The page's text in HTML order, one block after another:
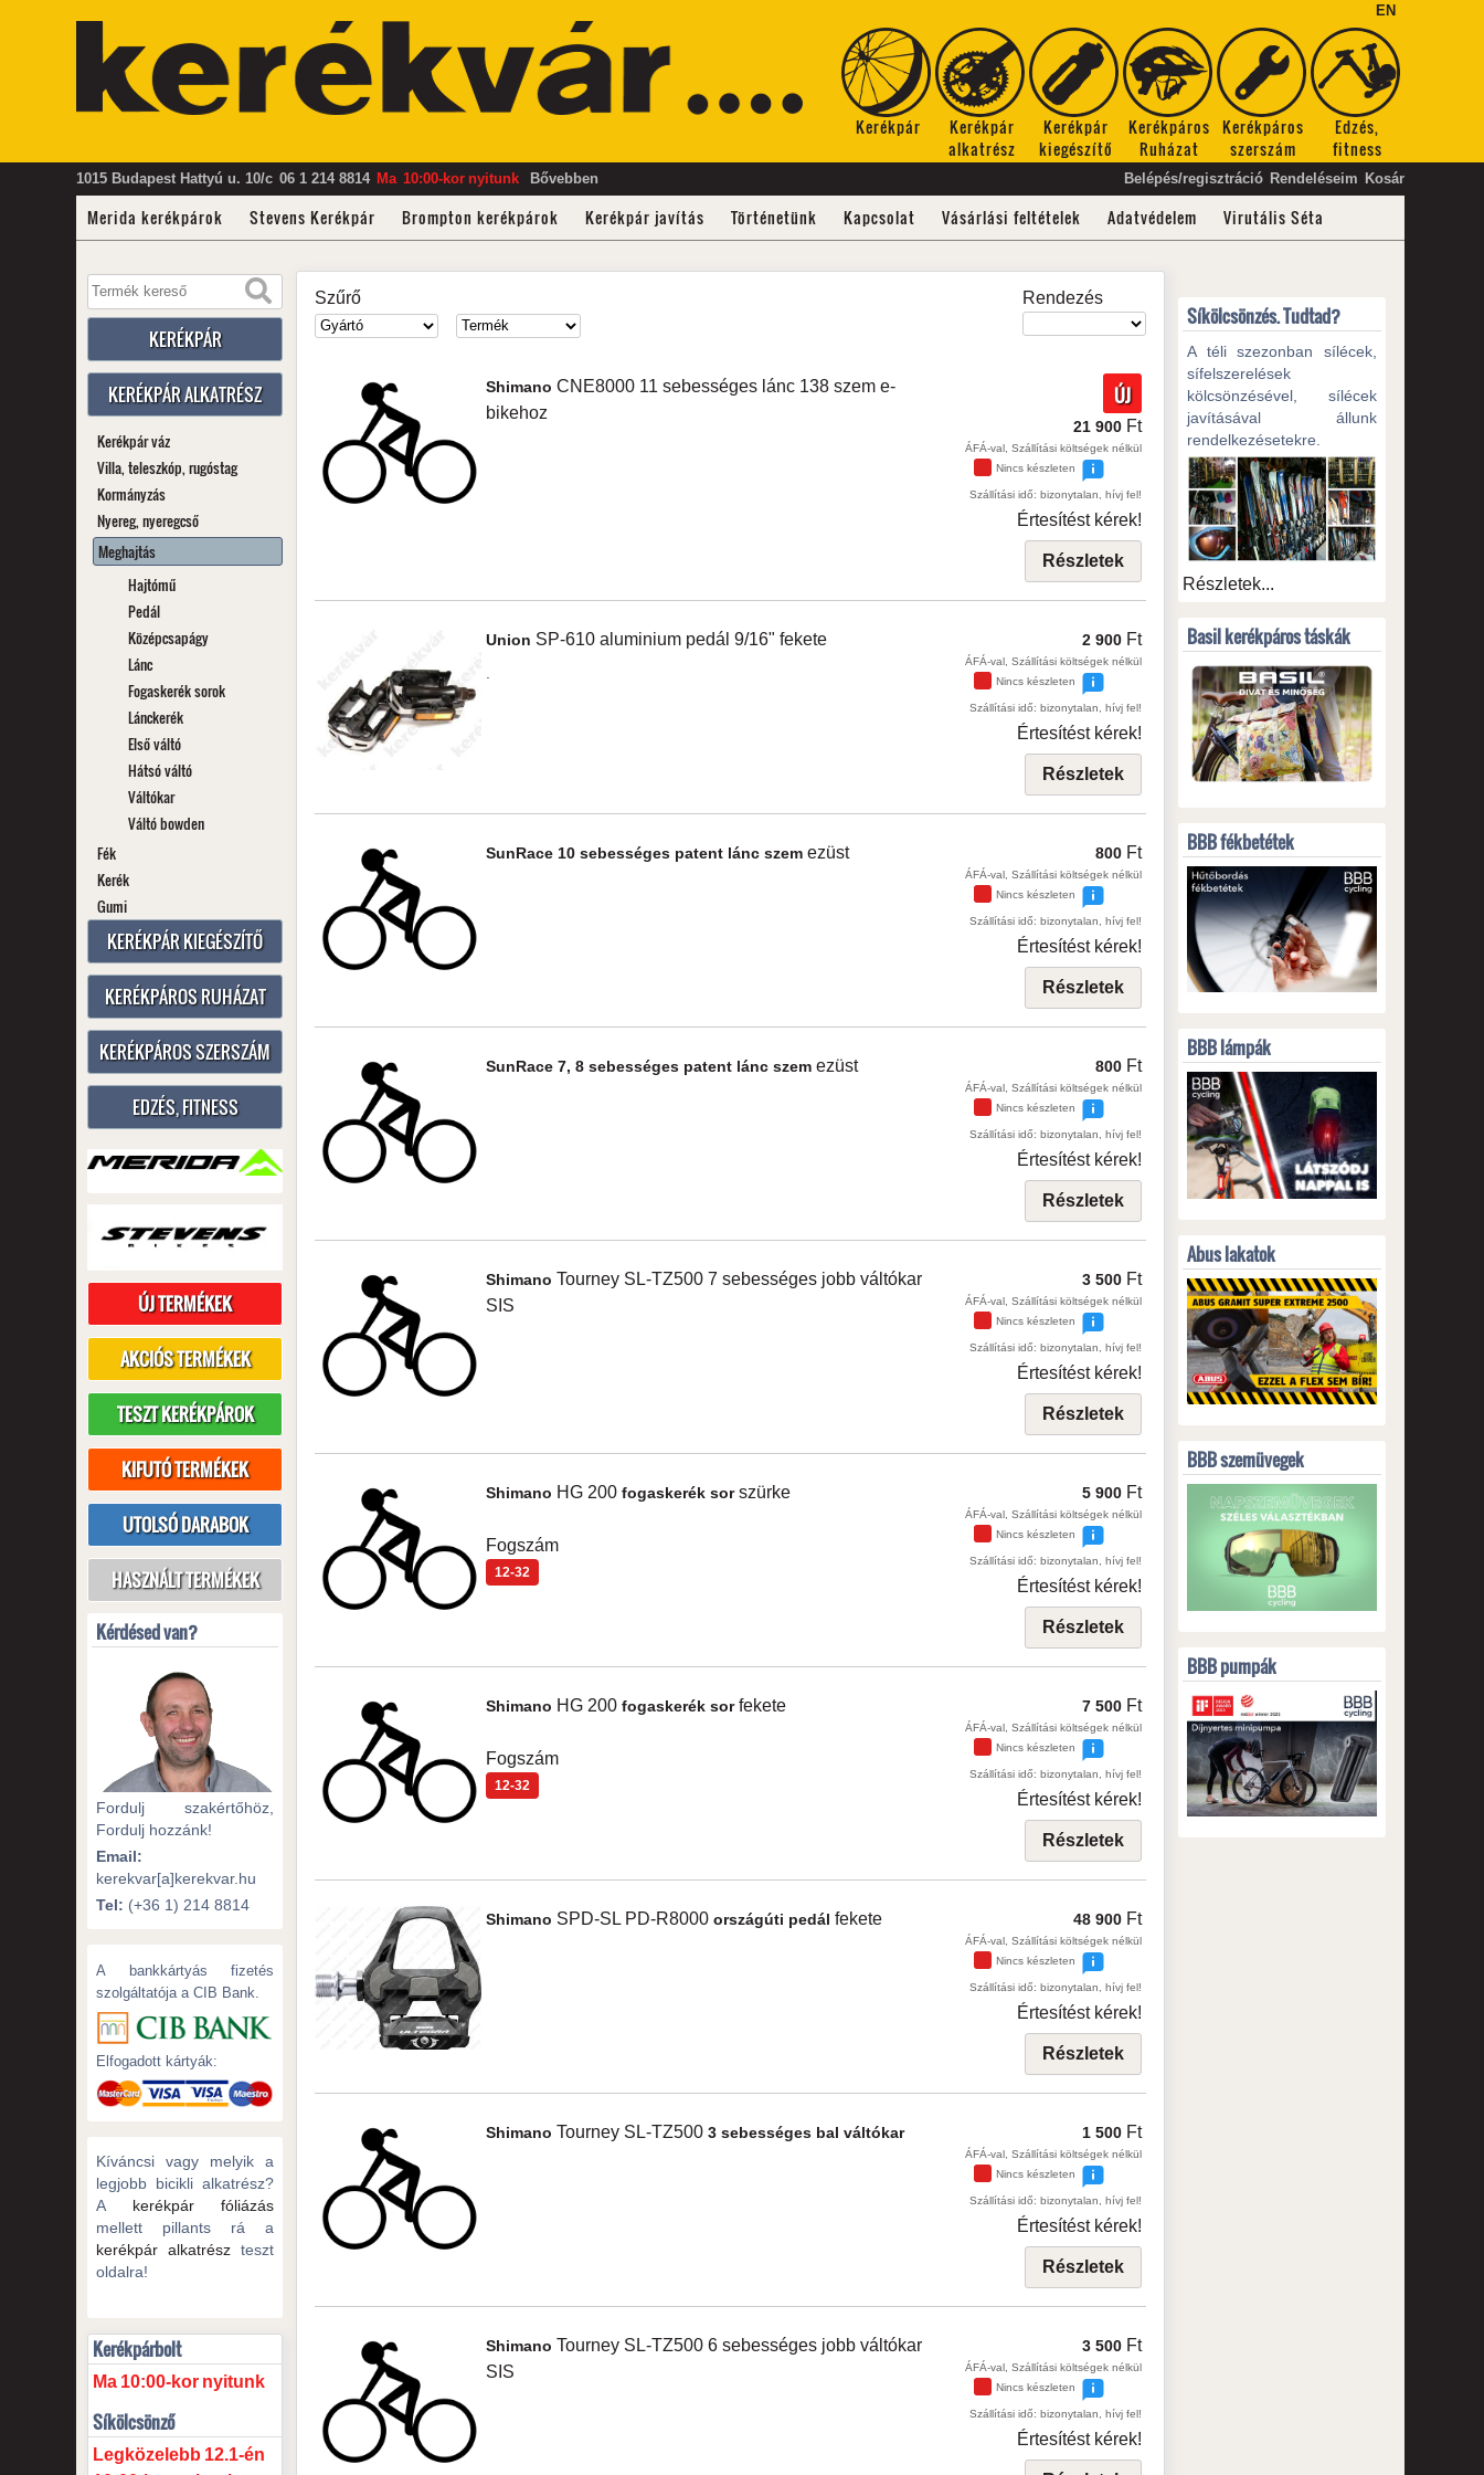
EN
Kerékpár
Kerékpár
alkatrész
Kerékpár
kiegészítő
Kerékpáros
Ruházat
Kerékpáros
szerszám
Edzés,
fitness
1015 Budapest Hattyú u. 10/c 06 1 214 8814 Ma 10:00-kor nyitunk Bővebben Belépés/regisztráció Rendeléseim Kosár
Merida kerékpárok Stevens Kerékpár Brompton kerékpárok Kerékpár javítás Történetünk Kapcsolat Vásárlási feltételek Adatvédelem Virutális Séta
KERÉKPÁR
KERÉKPÁR ALKATRÉSZ
Kerékpár váz
Villa, teleszkóp, rugóstag
Kormányzás
Nyereg, nyeregcső
Meghajtás
Hajtómű
Pedál
Középcsapágy
Lánc
Fogaskerék sorok
Lánckerék
Első váltó
Hátsó váltó
Váltókar
Váltó bowden
Fék
Kerék
Gumi
KERÉKPÁR KIEGÉSZÍTŐ
KERÉKPÁROS RUHÁZAT
KERÉKPÁROS SZERSZÁM
EDZÉS, FITNESS
ÚJ TERMÉKEK
AKCIÓS TERMÉKEK
TESZT KERÉKPÁROK
KIFUTÓ TERMÉKEK
UTOLSÓ DARABOK
HASZNÁLT TERMÉKEK
Kérdésed van?
Fordulj szakértőhöz,
Fordulj hozzánk!
Email:
kerekvar[a]kerekvar.hu
Tel: (+36 1) 214 8814
A bankkártyás fizetés
szolgáltatója a CIB Bank.
Elfogadott kártyák:
Kíváncsi vagy melyik a
legjobb bicikli alkatrész?
A kerékpár fóliázás
mellett pillants rá a
kerékpár alkatrész teszt
oldalra!
Kerékpárbolt
Ma 10:00-kor nyitunk
Síkölcsönző
Legközelebb 12.1-én
Szűrő Rendezés
Shimano CNE8000 11 sebességes lánc 138 szem e-
bikehoz
ÚJ
21 900 Ft
ÁFÁ-val, Szállítási költségek nélkül
Nincs készleten
Szállítási idő: bizonytalan, hívj fel!
Értesítést kérek!
Részletek
Union SP-610 aluminium pedál 9/16" fekete 2 900 Ft
ÁFÁ-val, Szállítási költségek nélkül
Nincs készleten
Szállítási idő: bizonytalan, hívj fel!
Értesítést kérek!
Részletek
SunRace 10 sebességes patent lánc szem ezüst 800 Ft
ÁFÁ-val, Szállítási költségek nélkül
Nincs készleten
Szállítási idő: bizonytalan, hívj fel!
Értesítést kérek!
Részletek
SunRace 7, 8 sebességes patent lánc szem ezüst 800 Ft
ÁFÁ-val, Szállítási költségek nélkül
Nincs készleten
Szállítási idő: bizonytalan, hívj fel!
Értesítést kérek!
Részletek
Shimano Tourney SL-TZ500 7 sebességes jobb váltókar
SIS
3 500 Ft
ÁFÁ-val, Szállítási költségek nélkül
Nincs készleten
Szállítási idő: bizonytalan, hívj fel!
Értesítést kérek!
Részletek
Shimano HG 200 fogaskerék sorszürke
Fogszám
12-32
5 900 Ft
ÁFÁ-val, Szállítási költségek nélkül
Nincs készleten
Szállítási idő: bizonytalan, hívj fel!
Értesítést kérek!
Részletek
Shimano HG 200 fogaskerék sorfekete
Fogszám
12-32
7 500 Ft
ÁFÁ-val, Szállítási költségek nélkül
Nincs készleten
Szállítási idő: bizonytalan, hívj fel!
Értesítést kérek!
Részletek
Shimano SPD-SL PD-R8000 országúti pedál fekete 48 900 Ft
ÁFÁ-val, Szállítási költségek nélkül
Nincs készleten
Szállítási idő: bizonytalan, hívj fel!
Értesítést kérek!
Részletek
Shimano Tourney SL-TZ500 3 sebességes bal váltókar 1 500 Ft
ÁFÁ-val, Szállítási költségek nélkül
Nincs készleten
Szállítási idő: bizonytalan, hívj fel!
Értesítést kérek!
Részletek
Shimano Tourney SL-TZ500 6 sebességes jobb váltókar
SIS
3 500 Ft
ÁFÁ-val, Szállítási költségek nélkül
Nincs készleten
Szállítási idő: bizonytalan, hívj fel!
Értesítést kérek!
Síkölcsönzés. Tudtad?
A téli szezonban sílécek,
sífelszerelések
kölcsönzésével, sílécek
javításával állunk
rendelkezésetekre.
Részletek...
Basil kerékpáros táskák
BBB fékbetétek
BBB lámpák
Abus lakatok
BBB szemüvegek
BBB pumpák